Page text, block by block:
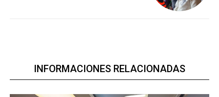
INFORMACIONES RELACIONADAS